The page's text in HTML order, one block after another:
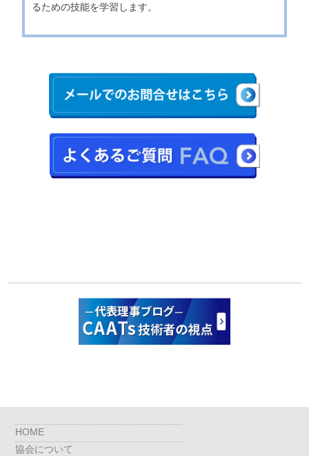
るための技能を学習します。
HOME
協会について